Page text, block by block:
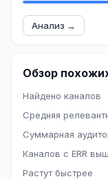
Анализ →
Обзор
Найдено каналов
Средняя
Суммарная
Каналов с ERR
Растут быстрее